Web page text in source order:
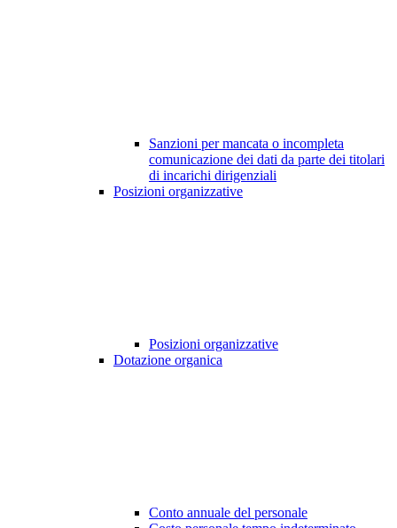
Sanzioni per mancata o incompleta
comunicazione dei dati da parte dei titolari
di incarichi dirigenziali
Posizioni organizzative
Posizioni organizzative
Dotazione organica
Conto annuale del personale